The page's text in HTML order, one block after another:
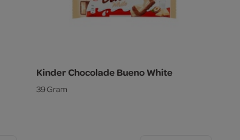
Kinder Chocolade Bueno White
39 Gram